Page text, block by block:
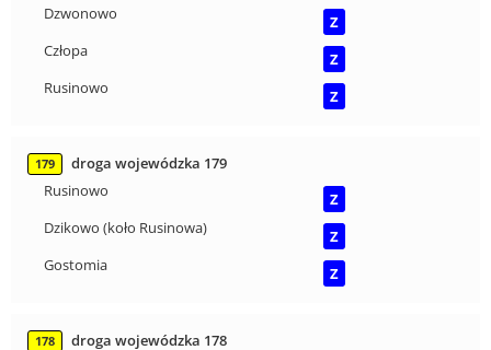
Dzwonowo
Z
Człopa
Z
Rusinowo
Z
179
droga wojewódzka 179
Rusinowo
Z
Dzikowo (koło Rusinowa)
Z
Gostomia
Z
178
droga wojewódzka 178